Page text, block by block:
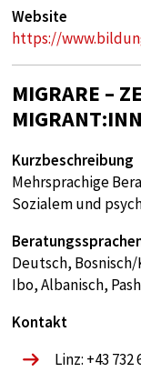
Website
https://
MIGRARE –
Kurzbeschreibung
Mehrsprachige
Sozialem und
Deutsch,
Ibo, Albanisch,
Kontakt
Linz: +43 732